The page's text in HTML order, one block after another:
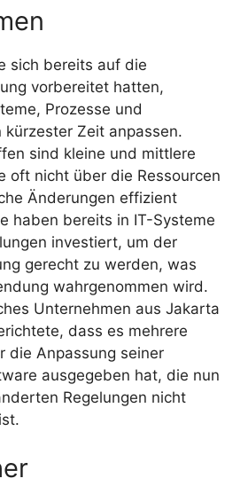
sich bereits auf die
vorbereitet hatten,
Prozesse und
kürzester Zeit anpassen.
sind kleine und mittlere
oft nicht über die Ressourcen
Änderungen effizient
haben bereits in IT-Systeme
investiert, um der
gerecht zu werden, was
wahrgenommen wird.
Unternehmen aus Jakarta
dass es mehrere
die Anpassung seiner
ausgegeben hat, die nun
Regelungen nicht